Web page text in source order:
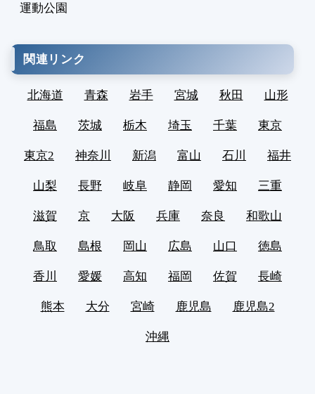
運動公園
関連リンク
北海道 青森 岩手 宮城 秋田 山形
福島 茨城 栃木 埼玉 千葉 東京
東京2 神奈川 新潟 富山 石川 福井
山梨 長野 岐阜 静岡 愛知 三重
滋賀 京 大阪 兵庫 奈良 和歌山
鳥取 島根 岡山 広島 山口 徳島
香川 愛媛 高知 福岡 佐賀 長崎
熊本 大分 宮崎 鹿児島 鹿児島2
沖縄